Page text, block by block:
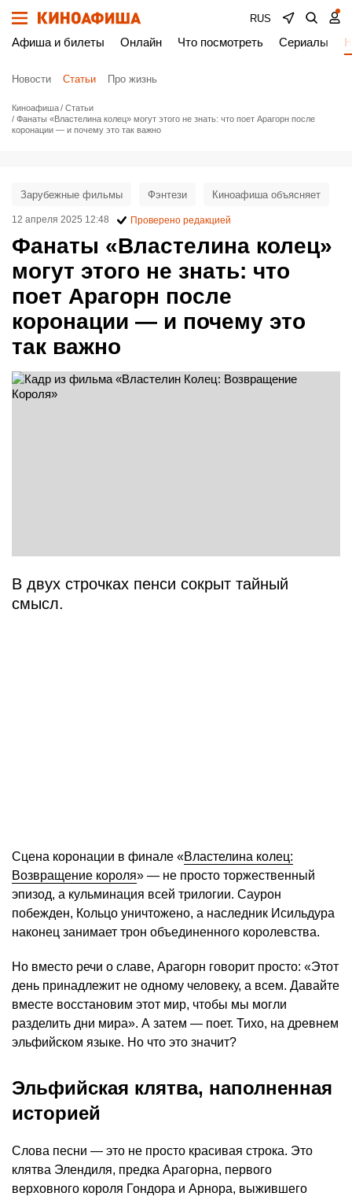
RUS
Афиша и билеты Онлайн Что посмотреть Сериалы
Новости Статьи Про жизнь
Киноафиша
Статьи
Фанаты «Властелина колец» могут этого не знать: что поет Арагорн после
коронации — и почему это так важно
Фанаты «Властелина колец»
могут этого не знать: что
поет Арагорн после
коронации — и почему это
так важно
Зарубежные фильмы Фэнтези Киноафиша объясняет
12 апреля 2025 12:48 Проверено редакцией
В двух строчках пенси сокрыт тайный
смысл.
Сцена коронации в финале «Властелина колец:
Возвращение короля» — не просто торжественный
эпизод, а кульминация всей трилогии. Саурон
побежден, Кольцо уничтожено, а наследник Исильдура
наконец занимает трон объединенного королевства.
Но вместо речи о славе, Арагорн говорит просто: «Этот
день принадлежит не одному человеку, а всем. Давайте
вместе восстановим этот мир, чтобы мы могли
разделить дни мира». А затем — поет. Тихо, на древнем
эльфийском языке. Но что это значит?
Эльфийская клятва, наполненная
историей
Слова песни — это не просто красивая строка. Это
клятва Элендиля, предка Арагорна, первого
верховного короля Гондора и Арнора, выжившего